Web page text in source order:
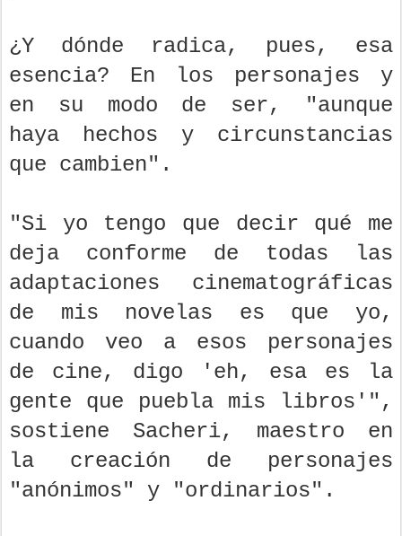
¿Y dónde radica, pues, esa
esencia? En los personajes y
en su modo de ser, "aunque
haya hechos y circunstancias
que cambien".
"Si yo tengo que decir qué me
deja conforme de todas las
adaptaciones cinematográficas
de mis novelas es que yo,
cuando veo a esos personajes
de cine, digo 'eh, esa es la
gente que puebla mis libros'",
sostiene Sacheri, maestro en
la creación de personajes
"anónimos" y "ordinarios".